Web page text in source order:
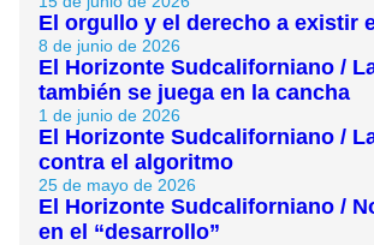
El orgullo y el derecho a existir
8 de junio de 2026
El Horizonte Sudcaliforniano /
también se juega en la cancha
1 de junio de 2026
El Horizonte Sudcaliforniano /
contra el algoritmo
25 de mayo de 2026
El Horizonte Sudcaliforniano /
en el “desarrollo”